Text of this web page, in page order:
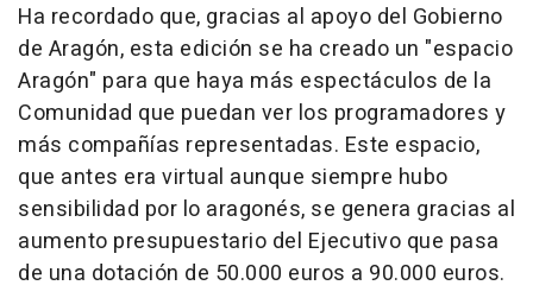
Ha recordado que, gracias al apoyo del Gobierno
de Aragón, esta edición se ha creado un "espacio
Aragón" para que haya más espectáculos de la
Comunidad que puedan ver los programadores y
más compañías representadas. Este espacio,
que antes era virtual aunque siempre hubo
sensibilidad por lo aragonés, se genera gracias al
aumento presupuestario del Ejecutivo que pasa
de una dotación de 50.000 euros a 90.000 euros.